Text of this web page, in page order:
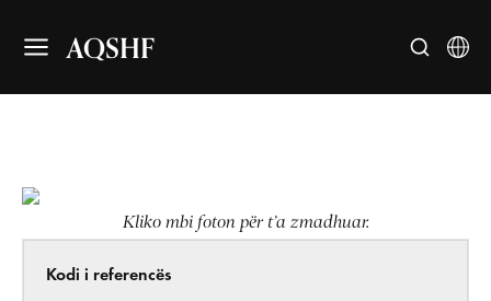
AQSHF
Kliko mbi foton për t’a zmadhuar.
Kodi i referencës